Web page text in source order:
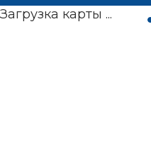
Загрузка карты ...